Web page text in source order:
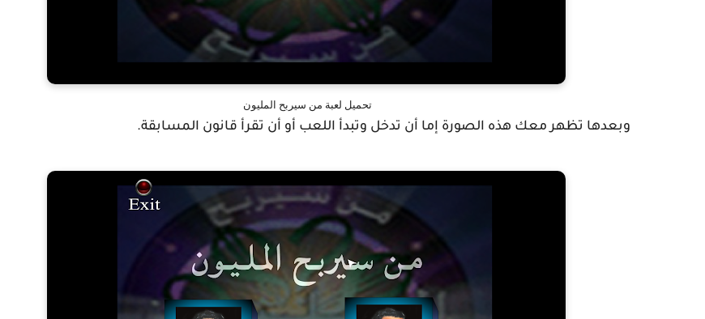
تحميل لعبة من سيربح المليون
وبعدها تظهر معك هذه الصورة إما أن تدخل وتبدأ اللعب أو أن تقرأ قانون المسابقة.